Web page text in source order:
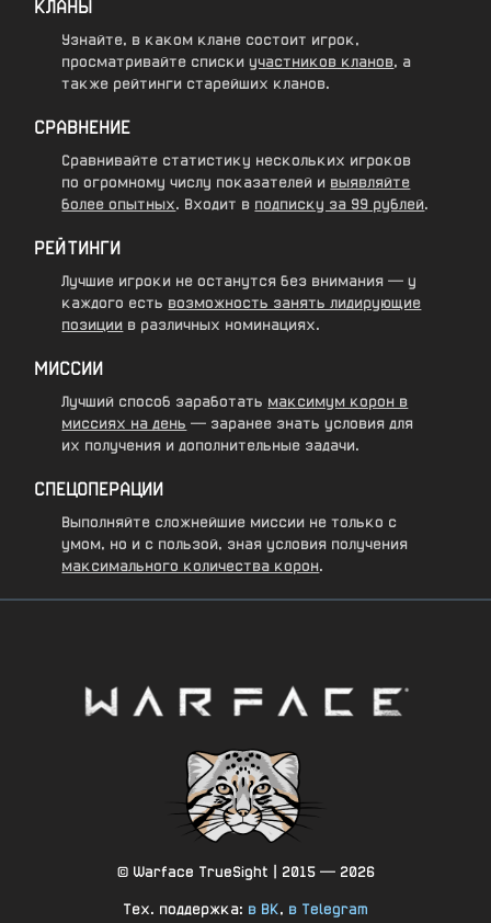
КЛАНЫ
Узнайте, в каком клане состоит игрок,
просматривайте спискиучастников кланов, а
также рейтинги старейших кланов.
СРАВНЕНИЕ
Сравнивайте статистику нескольких игроков
по огромному числу показателей и выявляйте
более опытных. Входит в подписку за 99 рублей.
РЕЙТИНГИ
Лучшие игроки не останутся без внимания — у
каждого есть возможность занять лидирующие
позиции в различных номинациях.
МИССИИ
Лучший способ заработать максимум корон в
миссиях на день — заранее знать условия для
их получения и дополнительные задачи.
СПЕЦОПЕРАЦИИ
Выполняйте сложнейшие миссии не только с
умом, но и с пользой, зная условия получения
максимального количества корон.
© Warface TrueSight | 2015 — 2026
Тех. поддержка: в ВК, в Telegram